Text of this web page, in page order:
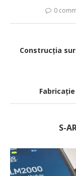
0
Construcția
S-